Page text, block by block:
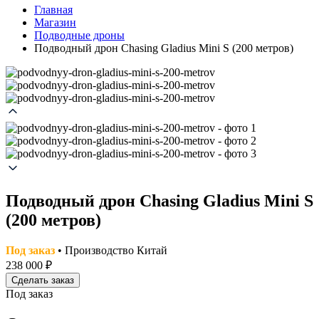
Главная
Магазин
Подводные дроны
Подводный дрон Сhasing Gladius Mini S (200 метров)
Подводный дрон Сhasing Gladius Mini S
(200 метров)
Под заказ • Производство Китай
238 000 ₽
Сделать заказ
Под заказ